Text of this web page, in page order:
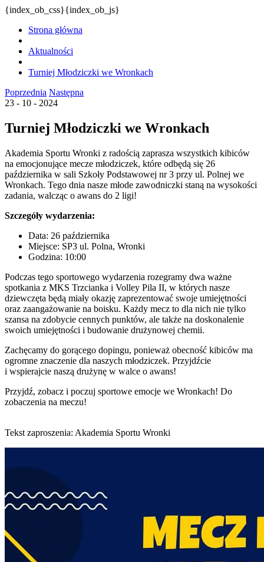
{index_ob_css}{index_ob_js}
Strona główna
Aktualności
Turniej Młodziczki we Wronkach
Poprzednia Następna
23 - 10 - 2024
Turniej Młodziczki we Wronkach
Akademia Sportu Wronki z radością zaprasza wszystkich kibiców
na emocjonujące mecze młodziczek, które odbędą się 26
października w sali Szkoły Podstawowej nr 3 przy ul. Polnej we
Wronkach. Tego dnia nasze młode zawodniczki staną na wysokości
zadania, walcząc o awans do 2 ligi!
Szczegóły wydarzenia:
Data: 26 października
Miejsce: SP3 ul. Polna, Wronki
Godzina: 10:00
Podczas tego sportowego wydarzenia rozegramy dwa ważne
spotkania z MKS Trzcianka i Volley Pila II, w których nasze
dziewczęta będą miały okazję zaprezentować swoje umiejętności
oraz zaangażowanie na boisku. Każdy mecz to dla nich nie tylko
szansa na zdobycie cennych punktów, ale także na doskonalenie
swoich umiejętności i budowanie drużynowej chemii.
Zachęcamy do gorącego dopingu, ponieważ obecność kibiców ma
ogromne znaczenie dla naszych młodziczek. Przyjdźcie
i wspierajcie naszą drużynę w walce o awans!
Przyjdź, zobacz i poczuj sportowe emocje we Wronkach! Do
zobaczenia na meczu!
Tekst zaproszenia: Akademia Sportu Wronki